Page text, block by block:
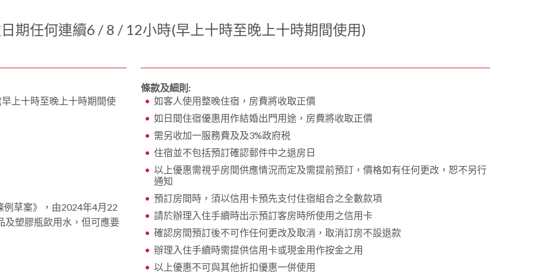
期任何連續6 / 8 / 12小時(早上十時至晚上十時期間使用)
上十時至晚上十時期間使
草案》，由2024年4月22
及塑膠瓶飲用水，但可應要
條款及細則:
如客人使用整晚住宿，房費將收取正價
如日間住宿優惠用作結婚出門用途，房費將收取正價
需另收加一服務費及及3%政府税
住宿並不包括預訂確認郵件中之退房日
以上優惠需視乎房間供應情況而定及需提前預訂，價格如有任何更改，恕不另行
通知
預訂房間時，須以信用卡預先支付住宿組合之全數款項
請於辦理入住手續時出示預訂客房時所使用之信用卡
確認房間預訂後不可作任何更改及取消，取消訂房不設退款
辦理入住手續時需提供信用卡或現金用作按金之用
以上優惠不可與其他折扣優惠一併使用